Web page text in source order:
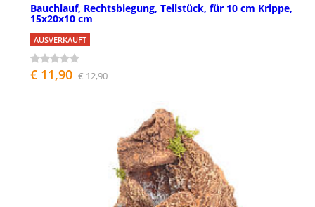
Bauchlauf, Rechtsbiegung, Teilstück, für 10 cm Krippe,
15x20x10 cm
AUSVERKAUFT
€ 11,90 € 12,90